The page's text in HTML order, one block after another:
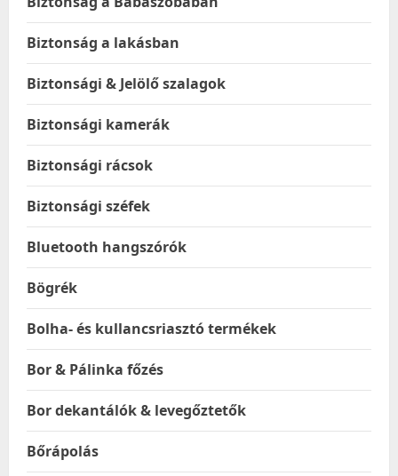
Biztonság a lakásban
Biztonsági & Jelölő szalagok
Biztonsági kamerák
Biztonsági rácsok
Biztonsági széfek
Bluetooth hangszórók
Bögrék
Bolha- és kullancsriasztó termékek
Bor & Pálinka főzés
Bor dekantálók & levegőztetők
Bőrápolás